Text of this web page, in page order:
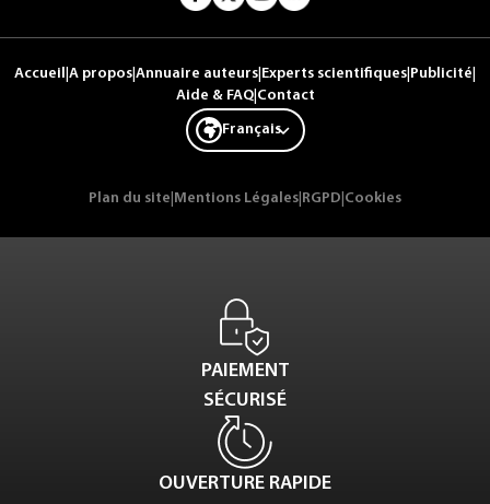
Accueil A propos Annuaire auteurs Experts scientifiques Publicité
Aide & FAQ| Contact
Français
Plan du site Mentions Légales RGPD Cookies
PAIEMENT
SÉCURISÉ
OUVERTURE RAPIDE